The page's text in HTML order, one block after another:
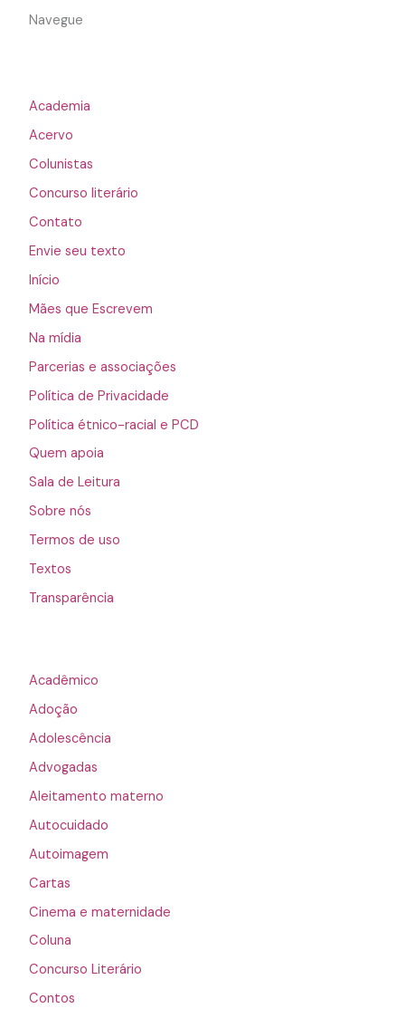
Navegue
Academia
Acervo
Colunistas
Concurso literário
Contato
Envie seu texto
Início
Mães que Escrevem
Na mídia
Parcerias e associações
Política de Privacidade
Política étnico-racial e PCD
Quem apoia
Sala de Leitura
Sobre nós
Termos de uso
Textos
Transparência
Acadêmico
Adoção
Adolescência
Advogadas
Aleitamento materno
Autocuidado
Autoimagem
Cartas
Cinema e maternidade
Coluna
Concurso Literário
Contos